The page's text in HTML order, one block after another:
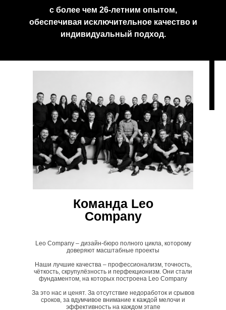
с более чем 26-летним опытом,
обеспечивая исключительное качество и
индивидуальный подход.
Команда Leo
Company
Leo Company – дизайн-бюро полного цикла, которому
доверяют масштабные проекты
Наши лучшие качества – профессионализм, точность,
чёткость, скрупулёзность и перфекционизм. Они стали
фундаментом, на которых построена Leo Company
За это нас и ценят. За отсутствие недоработок и срывов
сроков, за вдумчивое внимание к каждой мелочи и
эффективность на каждом этапе